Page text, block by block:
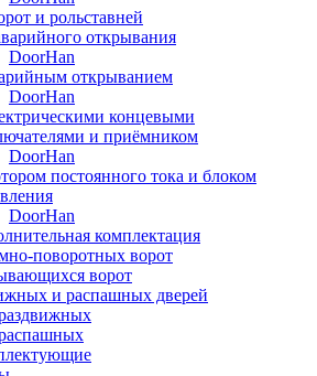
и рольставней
открывания
DoorHan
открыванием
DoorHan
концевыми
и приёмником
DoorHan
постоянного тока и блоком
DoorHan
комплектация
поворотных ворот
ворот
и распашных дверей